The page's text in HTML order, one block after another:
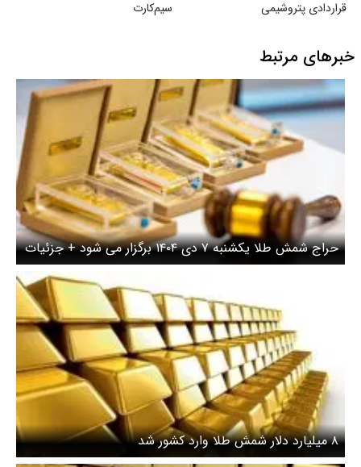
قراردادی پتروشیمی
سیم‌کارت
خبرهای مرتبط
حراج شمش طلا یکشنبه ۷ دی ۱۴۰۴ برگزار می شود + جزئیات
۸ میلیارد دلار شمش طلا وارد کشور شد